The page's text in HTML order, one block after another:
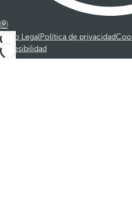
Aviso LegalPolítica de privacidad
Accesibilidad